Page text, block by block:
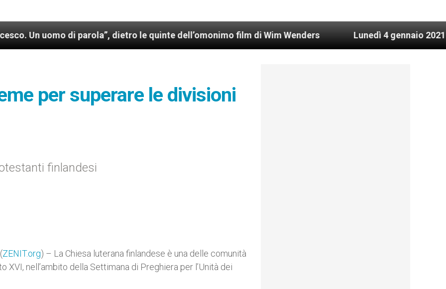
di parola”, dietro le quinte dell’omonimo film di Wim Wenders Lunedì 4 gennaio 2021: Possesso
per superare le divisioni
finlandesi
ZENIT.org) – La Chiesa luterana finlandese è una delle comunità
nell’ambito della Settimana di Preghiera per l’Unità dei